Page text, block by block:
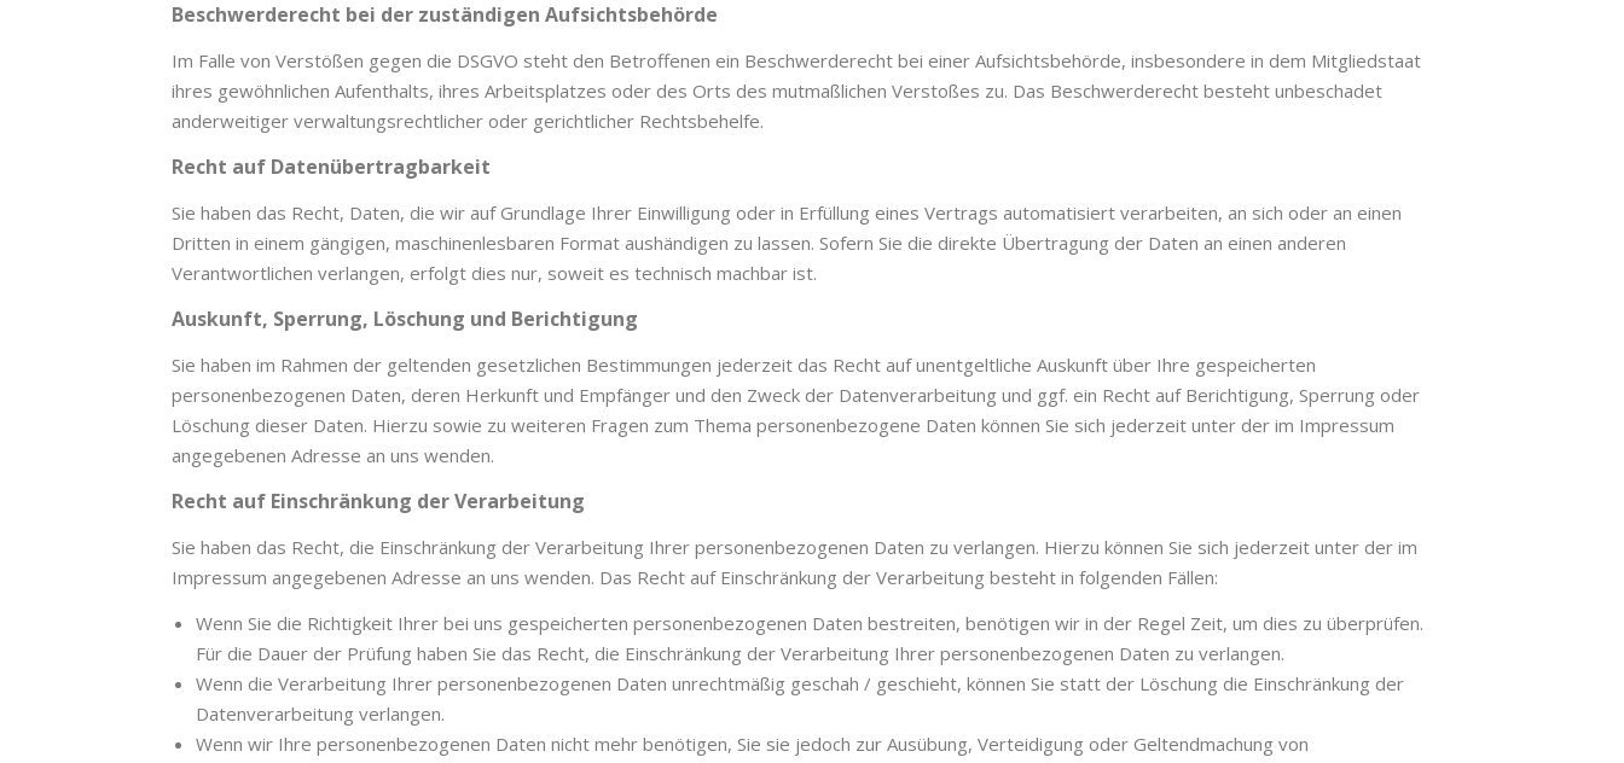
Beschwerderecht bei der zuständigen Aufsichtsbehörde
Im Falle von Verstößen gegen die DSGVO steht den Betroffenen ein Beschwerderecht bei einer Aufsichtsbehörde, insbesondere in dem Mitgliedstaat
ihres gewöhnlichen Aufenthalts, ihres Arbeitsplatzes oder des Orts des mutmaßlichen Verstoßes zu. Das Beschwerderecht besteht unbeschadet
anderweitiger verwaltungsrechtlicher oder gerichtlicher Rechtsbehelfe.
Recht auf Datenübertragbarkeit
Sie haben das Recht, Daten, die wir auf Grundlage Ihrer Einwilligung oder in Erfüllung eines Vertrags automatisiert verarbeiten, an sich oder an einen
Dritten in einem gängigen, maschinenlesbaren Format aushändigen zu lassen. Sofern Sie die direkte Übertragung der Daten an einen anderen
Verantwortlichen verlangen, erfolgt dies nur, soweit es technisch machbar ist.
Auskunft, Sperrung, Löschung und Berichtigung
Sie haben im Rahmen der geltenden gesetzlichen Bestimmungen jederzeit das Recht auf unentgeltliche Auskunft über Ihre gespeicherten
personenbezogenen Daten, deren Herkunft und Empfänger und den Zweck der Datenverarbeitung und ggf. ein Recht auf Berichtigung, Sperrung oder
Löschung dieser Daten. Hierzu sowie zu weiteren Fragen zum Thema personenbezogene Daten können Sie sich jederzeit unter der im Impressum
angegebenen Adresse an uns wenden.
Recht auf Einschränkung der Verarbeitung
Sie haben das Recht, die Einschränkung der Verarbeitung Ihrer personenbezogenen Daten zu verlangen. Hierzu können Sie sich jederzeit unter der im
Impressum angegebenen Adresse an uns wenden. Das Recht auf Einschränkung der Verarbeitung besteht in folgenden Fällen:
Wenn Sie die Richtigkeit Ihrer bei uns gespeicherten personenbezogenen Daten bestreiten, benötigen wir in der Regel Zeit, um dies zu überprüfen.
Für die Dauer der Prüfung haben Sie das Recht, die Einschränkung der Verarbeitung Ihrer personenbezogenen Daten zu verlangen.
Wenn die Verarbeitung Ihrer personenbezogenen Daten unrechtmäßig geschah / geschieht, können Sie statt der Löschung die Einschränkung der
Datenverarbeitung verlangen.
Wenn wir Ihre personenbezogenen Daten nicht mehr benötigen, Sie sie jedoch zur Ausübung, Verteidigung oder Geltendmachung von